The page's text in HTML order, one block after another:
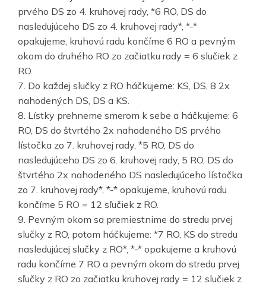
prvého DS zo 4. kruhovej rady, *6 RO, DS do
nasledujúceho DS zo 4. kruhovej rady*, *-*
opakujeme, kruhovú radu končíme 6 RO a pevným
okom do druhého RO zo začiatku rady = 6 slučiek z
RO.
7. Do každej slučky z RO háčkujeme: KS, DS, 8 2x
nahodených DS, DS a KS.
8. Lístky prehneme smerom k sebe a háčkujeme: 6
RO, DS do štvrtého 2x nahodeného DS prvého
lístočka zo 7. kruhovej rady, *5 RO, DS do
nasledujúceho DS zo 6. kruhovej rady, 5 RO, DS do
štvrtého 2x nahodeného DS nasledujúceho lístočka
zo 7. kruhovej rady*, *-* opakujeme, kruhovú radu
končíme 5 RO = 12 sľučiek z RO.
9. Pevným okom sa premiestnime do stredu prvej
slučky z RO, potom háčkujeme: *7 RO, KS do stredu
nasledujúcej slučky z RO*, *-* opakujeme a kruhovú
radu končíme 7 RO a pevným okom do stredu prvej
sľučky z RO zo začiatku kruhovej rady = 12 slučiek z